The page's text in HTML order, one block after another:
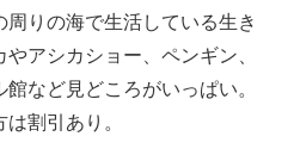
りの海で生活している生き
アシカショー、ペンギン、
など見どころがいっぱい。
割引あり。